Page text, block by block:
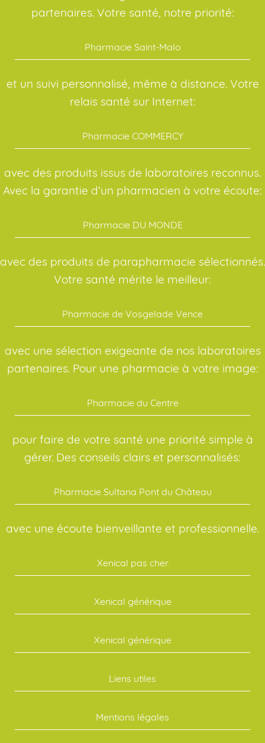
partenaires. Votre santé, notre priorité:
Pharmacie Saint-Malo
et un suivi personnalisé, même à distance. Votre
relais santé sur Internet:
Pharmacie COMMERCY
avec des produits issus de laboratoires reconnus.
Avec la garantie d’un pharmacien à votre écoute:
Pharmacie DU MONDE
avec des produits de parapharmacie sélectionnés.
Votre santé mérite le meilleur:
Pharmacie de Vosgelade Vence
avec une sélection exigeante de nos laboratoires
partenaires. Pour une pharmacie à votre image:
Pharmacie du Centre
pour faire de votre santé une priorité simple à
gérer. Des conseils clairs et personnalisés:
Pharmacie Sultana Pont du Château
avec une écoute bienveillante et professionnelle.
Xenical pas cher
Xenical générique
Xenical générique
Liens utiles
Mentions légales